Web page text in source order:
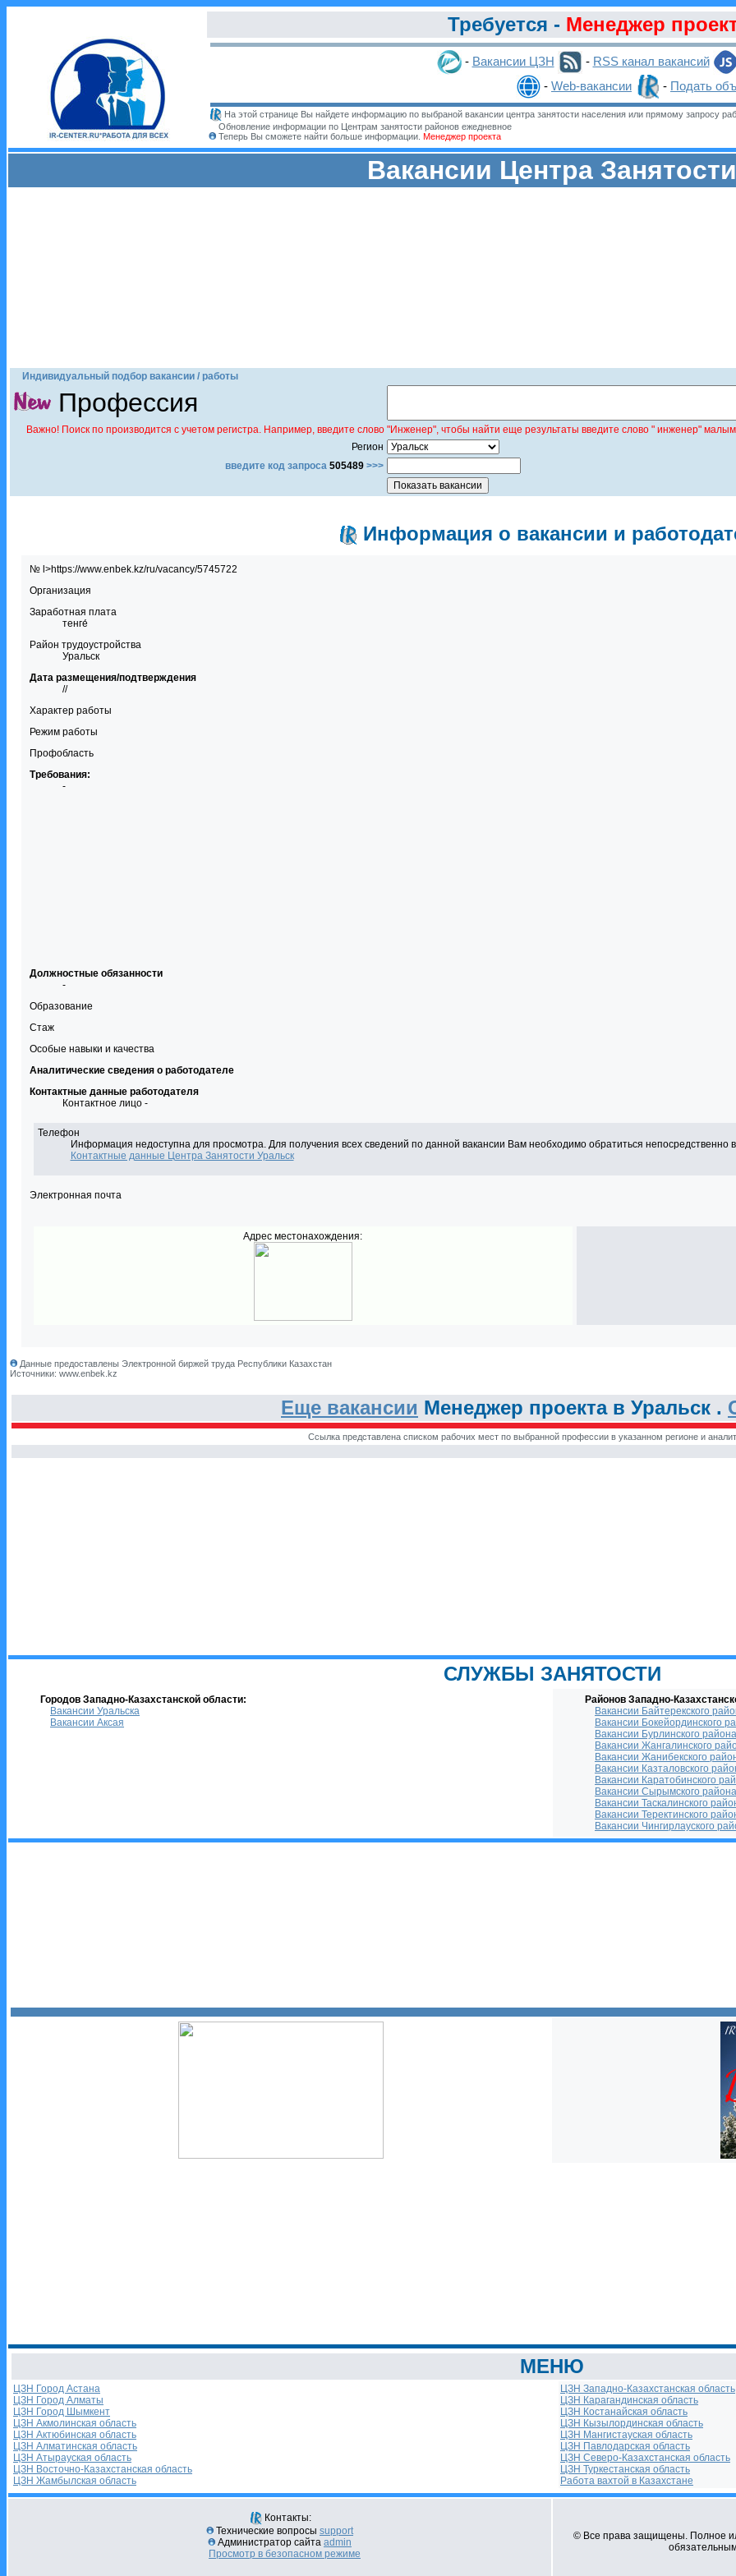
Требуется - Менеджер
- Вакансии ЦЗН - RSS канал вакансий
- Web-вакансии - Подать
На этой странице Вы найдете информацию по выбраной вакансии центра занятости населения или прямому запросу
Обновление информации по Центрам занятости районов ежедневное
Теперь Вы сможете найти больше информации. Менеджер проекта
Вакансии Центра Занятости
Индивидуальный подбор вакансии / работы
Профессия
Важно! Поиск по производится с учетом регистра. Например, введите слово "Инженер", чтобы найти еще результаты введите слово " инженер"
Регион
введите код запроса 505489 >>>
Информация о вакансии и
№ l>https://www.enbek.kz/ru/vacancy/5745722
Организация
Заработная плата
тенге́
Район трудоустройства
Уральск
Дата размещения/подтверждения
//
Характер работы
Режим работы
Профобласть
Требования:
-
Должностные обязанности
-
Образование
Стаж
Особые навыки и качества
Аналитические сведения о работодателе
Контактные данные работодателя
Контактное лицо -
Телефон
Информация недоступна для просмотра. Для получения всех сведений по данной вакансии Вам необходимо обратиться
Контактные данные Центра Занятости Уральск
Электронная почта
Адрес местонахождения:
Данные предоставлены Электронной биржей труда Республики Казахстан
Источники: www.enbek.kz
Еще вакансии Менеджер проекта в Уральск .
Ссылка представлена списком рабочих мест по выбранной профессии в указанном регионе и
СЛУЖБЫ ЗАНЯТОСТИ
Городов Западно-Казахстанской области:
Вакансии Уральска
Вакансии Аксая
Районов Западно-
Вакансии Байтерекского
Вакансии Бокейординского
Вакансии Бурлинского района
Вакансии Жангалинского
Вакансии Жанибекского
Вакансии Казталовского
Вакансии Каратобинского
Вакансии Сырымского района
Вакансии Таскалинского
Вакансии Теректинского
Вакансии Чингирлауского
МЕНЮ
ЦЗН Город Астана
ЦЗН Город Алматы
ЦЗН Город Шымкент
ЦЗН Акмолинская область
ЦЗН Актюбинская область
ЦЗН Алматинская область
ЦЗН Атырауская область
ЦЗН Восточно-Казахстанская область
ЦЗН Жамбылская область
ЦЗН Западно-Казахстанская область
ЦЗН Карагандинская область
ЦЗН Костанайская область
ЦЗН Кызылординская область
ЦЗН Мангистауская область
ЦЗН Павлодарская область
ЦЗН Северо-Казахстанская область
ЦЗН Туркестанская область
Работа вахтой в Казахстане
Контакты:
Технические вопросы support
Администратор сайта admin
Просмотр в безопасном режиме
© Все права защищены. Полное